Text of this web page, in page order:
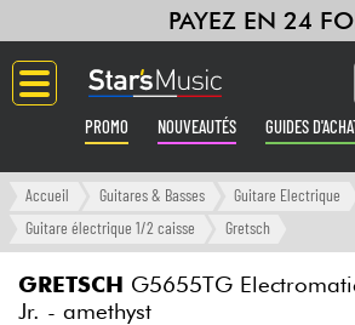
PAYEZ EN 24
PROMO NOUVEAUTÉS GUIDES
Langue
Amplis & Effets
Accueil Guitares & Basses
Guitare Electrique
Guitare électrique 1/2 caisse
Gretsch
GRETSCH G5655TG
Jr. - amethyst